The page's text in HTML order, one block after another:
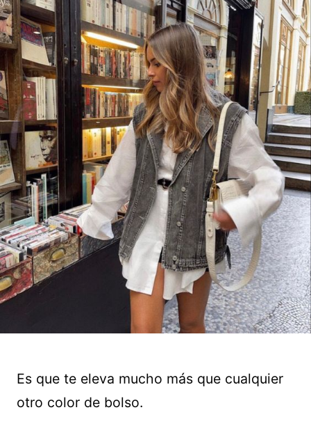
Es que te eleva mucho más que cualquier
otro color de bolso.